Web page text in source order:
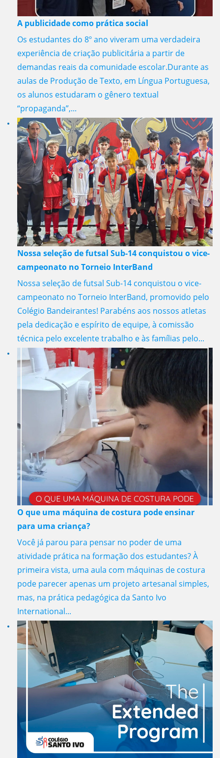
A publicidade como prática social
Os estudantes do 8º ano viveram uma verdadeira
experiência de criação publicitária a partir de
demandas reais da comunidade escolar.Durante as
aulas de Produção de Texto, em Língua Portuguesa,
os alunos estudaram o gênero textual
“propaganda”,...
Nossa seleção de futsal Sub-14 conquistou o vice-
campeonato no Torneio InterBand
Nossa seleção de futsal Sub-14 conquistou o vice-
campeonato no Torneio InterBand, promovido pelo
Colégio Bandeirantes! Parabéns aos nossos atletas
pela dedicação e espírito de equipe, à comissão
técnica pelo excelente trabalho e às famílias pelo...
O que uma máquina de costura pode ensinar
para uma criança?
Você já parou para pensar no poder de uma
atividade prática na formação dos estudantes? À
primeira vista, uma aula com máquinas de costura
pode parecer apenas um projeto artesanal simples,
mas, na prática pedagógica da Santo Ivo
International...